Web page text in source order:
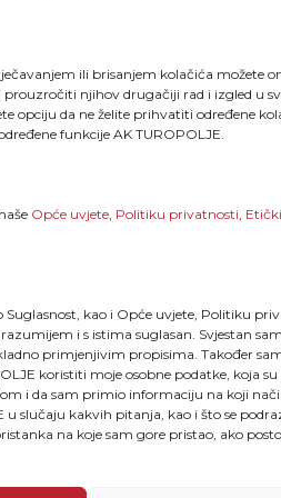
ili brisanjem kolačića možete
njihov drugačiji rad i izgled u
opciju da ne želite prihvatiti određene
funkcije AK TUROPOLJE.
Opće uvjete, Politiku privatnosti,
kao i Opće uvjete, Politiku
i s istima suglasan. Svjestan
primjenjivim propisima. Također
koristiti moje osobne podatke, koja
i da sam primio informaciju na koji
slučaju kakvih pitanja, kao i što se
na koje sam gore pristao, ako
FACEBOOK
što svaki trkač zna, trčanje je više od
jedne noge ispred druge; ono je
i dio onoga što jesmo."